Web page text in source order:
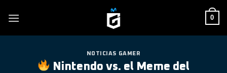
0
NOTICIAS GAMER
Nintendo vs. el Meme del